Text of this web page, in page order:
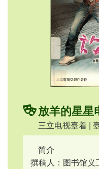
放羊的星星
三立电视臺着 |
简介
撰稿人：图书馆